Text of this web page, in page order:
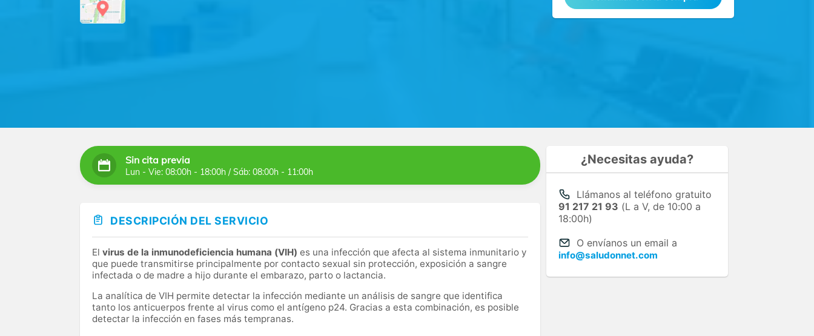
Sin cita previa
Lun - Vie: 08:00h - 18:00h / Sáb: 08:00h - 11:00h
DESCRIPCIÓN DEL SERVICIO
El virus de la inmunodeficiencia humana (VIH) es una infección que afecta al sistema inmunitario y
que puede transmitirse principalmente por contacto sexual sin protección, exposición a sangre
infectada o de madre a hijo durante el embarazo, parto o lactancia.
La analítica de VIH permite detectar la infección mediante un análisis de sangre que identifica
tanto los anticuerpos frente al virus como el antígeno p24. Gracias a esta combinación, es posible
detectar la infección en fases más tempranas.
¿Necesitas ayuda?
Llámanos al teléfono gratuito
91 217 21 93 (L a V, de 10:00 a
18:00h)
O envíanos un email a
info@saludonnet.com